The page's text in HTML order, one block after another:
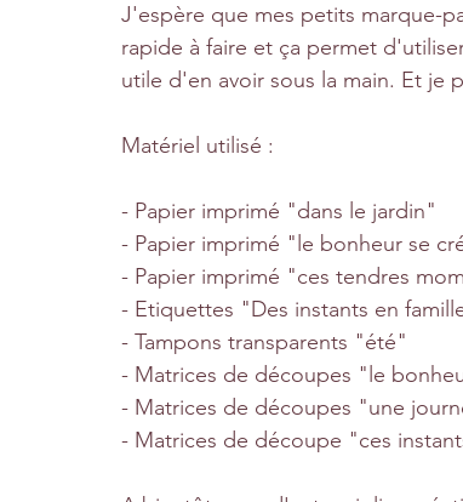
J'espère que mes petits marque-
rapide à faire et ça permet
utile d'en avoir sous la main. Et je
Matériel utilisé :
- Papier imprimé "dans le jardin"
- Papier imprimé "le bonheur se
- Papier imprimé "ces tendres
- Etiquettes "Des instants en
- Tampons transparents "été"
- Matrices de découpes "le
- Matrices de découpes "une
- Matrices de découpe "ces